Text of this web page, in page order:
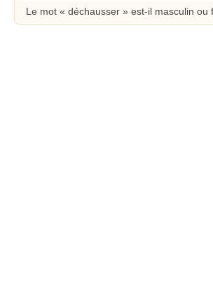
Le mot « déchausser » est-il masculin ou